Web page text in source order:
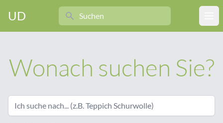
UD
Search
Wonach suchen Sie?